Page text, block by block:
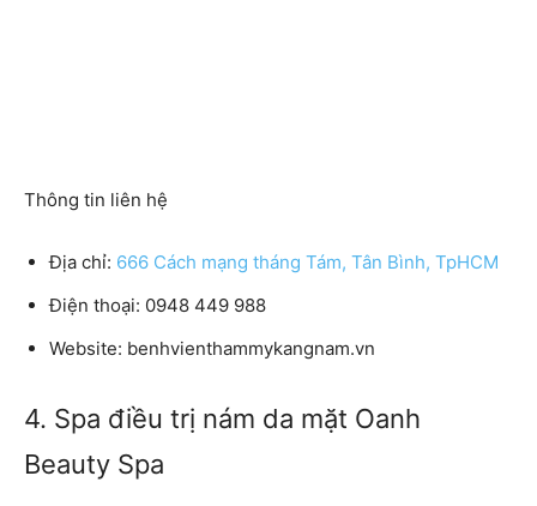
Thông tin liên hệ
Địa chỉ: 666 Cách mạng tháng Tám, Tân Bình, TpHCM
Điện thoại: 0948 449 988
Website: benhvienthammykangnam.vn
4. Spa điều trị nám da mặt Oanh
Beauty Spa